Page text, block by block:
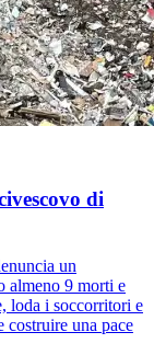
di
un
almeno 9 morti e
loda i soccorritori e
costruire una pace